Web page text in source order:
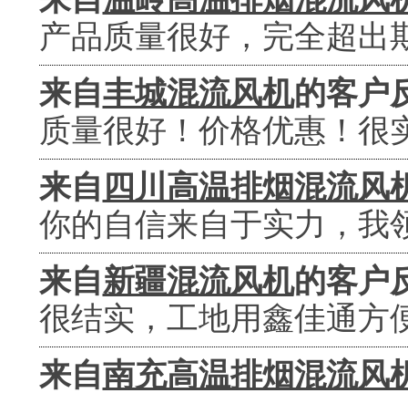
产品质量很好，完全超出
来自丰城混流风机的客户
质量很好！价格优惠！很
来自 四川高温排烟混流风
你的自信来自于实力，我
来自新疆混流风机的客户
很结实，工地用鑫佳通方
来自南充高温排烟混流风